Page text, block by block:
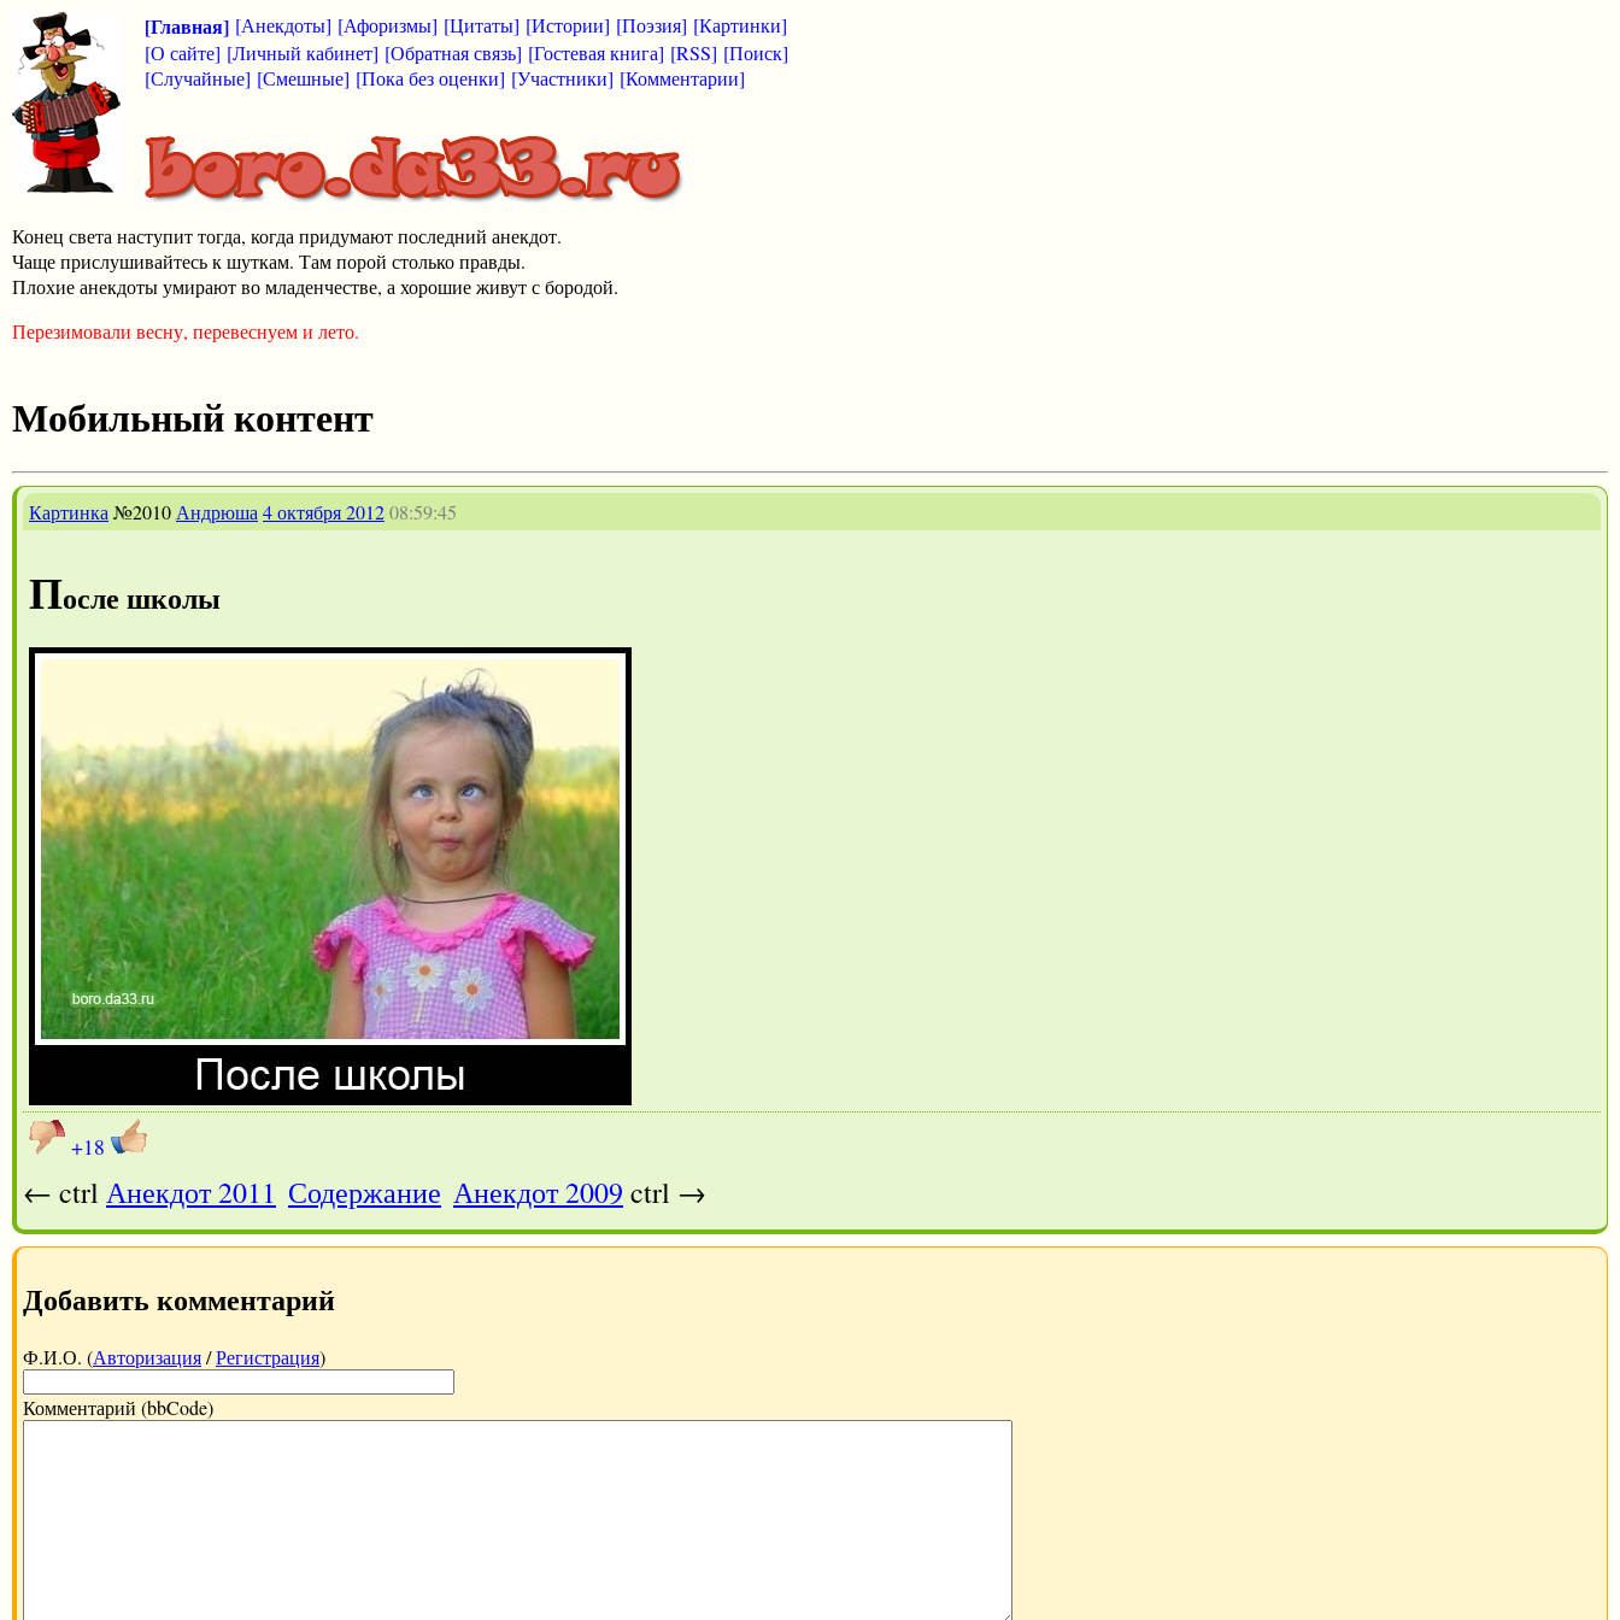
[Главная] [Анекдоты] [Афоризмы] [Цитаты] [Истории] [Поэзия] [Картинки]
[О сайте] [Личный кабинет] [Обратная связь] [Гостевая книга] [RSS] [Поиск]
[Случайные] [Смешные] [Пока без оценки] [Участники] [Комментарии]
Конец света наступит тогда, когда придумают последний анекдот.
Чаще прислушивайтесь к шуткам. Там порой столько правды.
Плохие анекдоты умирают во младенчестве, а хорошие живут с бородой.
Перезимовали весну, перевеснуем и лето.
Мобильный контент
Картинка №2010 Андрюша 4 октября 201208:59:45
После школы
+18
← ctrl Анекдот 2011 Содержание Анекдот 2009 ctrl →
Добавить комментарий
Ф.И.О. (Авторизация/Регистрация)
Комментарий (bbCode)